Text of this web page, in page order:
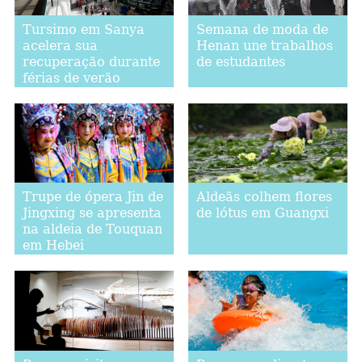
Tursimo em Sanya
acelera sua
recuperação durante
férias de verão
Semana de moda de
Henan une trabalhos
de estudantes
Trupe de ópera Jin de
Jingxing se apresenta
na aldeia de Touquan
em Hebei
Aldeãs colhem flores
de lótus em Guangxi